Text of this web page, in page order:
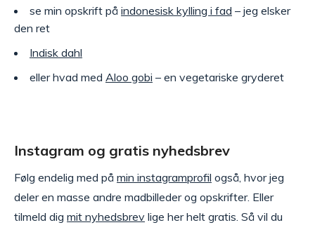
se min opskrift på indonesisk kylling i fad – jeg elsker
den ret
Indisk dahl
eller hvad med Aloo gobi – en vegetariske gryderet
Instagram og gratis nyhedsbrev
Følg endelig med på min instagramprofil også, hvor jeg
deler en masse andre madbilleder og opskrifter. Eller
tilmeld dig mit nyhedsbrev lige her helt gratis. Så vil du